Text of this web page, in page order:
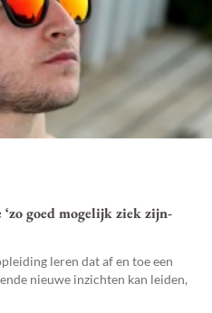
‘zo goed mogelijk ziek zijn-
leren dat af en toe een
nieuwe inzichten kan leiden,